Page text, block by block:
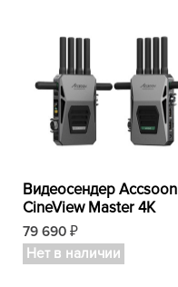
Видеосендер Accsoon
CineView Master 4K
79 690 ₽
Нет в наличии